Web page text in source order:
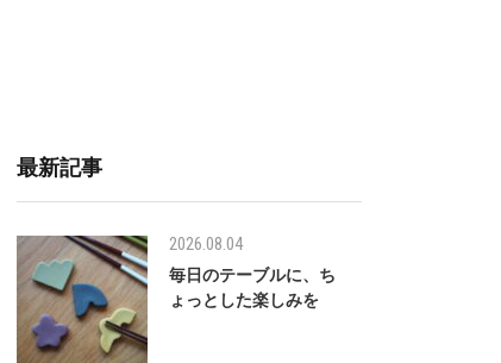
最新記事
2026.08.04
毎日のテーブルに、ち
ょっとした楽しみを